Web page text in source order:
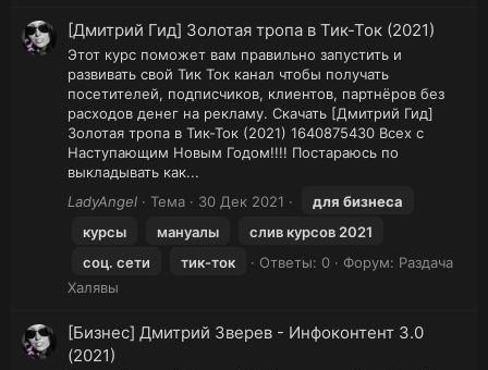
[Дмитрий Гид] Золотая тропа в Тик-Ток (2021)
Этот курс поможет вам правильно запустить и
развивать свой Тик Ток канал чтобы получать
посетителей, подписчиков, клиентов, партнёров без
расходов денег на рекламу. Скачать [Дмитрий Гид]
Золотая тропа в Тик-Ток (2021) 1640875430 Всех с
Наступающим Новым Годом!!!! Постараюсь по
выкладывать как...
LadyAngel
Тема 30 Дек 2021 для бизнеса
курсы
мануалы
слив курсов 2021
соц. сети
тик-ток Ответы: 0 Форум: Раздача
Халявы
[Бизнес] Дмитрий Зверев - Инфоконтент 3.0
(2021)